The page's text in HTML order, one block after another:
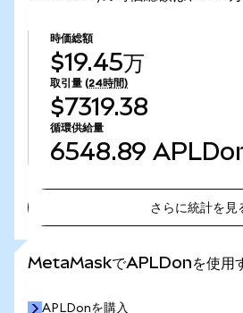
時価総額
$19.45万
取引量 (24時間)
$7319.38
循環供給量
6548.89
さらに統計を見
MetaMaskでAPLDonを使用
APLDonを購入